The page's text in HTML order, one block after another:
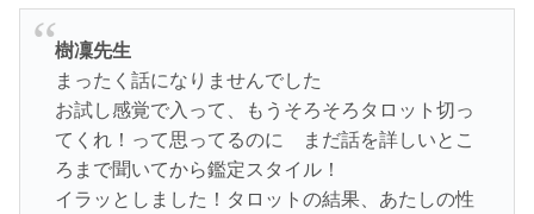
樹凜先生
まったく話になりませんでした
お試し感覚で入って、もうそろそろタロット切っ
てくれ！って思ってるのに まだ話を詳しいとこ
ろまで聞いてから鑑定スタイル！
イラッとしました！タロットの結果、あたしの性